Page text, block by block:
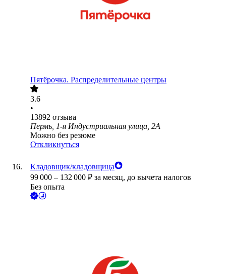
Пятёрочка. Распределительные центры
3.6
•
13892 отзыва
Пермь, 1-я Индустриальная улица, 2А
Можно без резюме
Откликнуться
Кладовщик/кладовщица
99 000 – 132 000 ₽ за месяц, до вычета налогов
Без опыта